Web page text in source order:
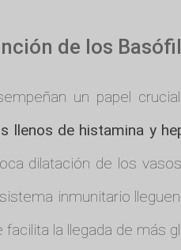
de los
un papel
llenos de histamina y
dilatación de los
inmunitario
facilita la llegada de más